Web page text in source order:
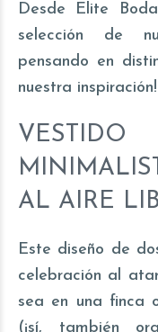
Desde Elite
selección de
pensando en
nuestra inspiración!
AL AIRE
Este diseño de
celebración al
sea en una finca
(¡sí, también